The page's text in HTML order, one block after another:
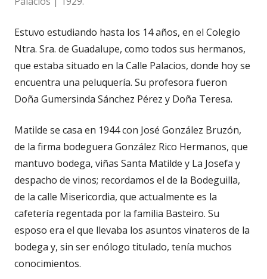
Estuvo estudiando hasta los 14 años, en el Colegio
Ntra. Sra. de Guadalupe, como todos sus hermanos,
que estaba situado en la Calle Palacios, donde hoy se
encuentra una peluquería. Su profesora fueron
Doña Gumersinda Sánchez Pérez y Doña Teresa.
Matilde se casa en 1944 con José González Bruzón,
de la firma bodeguera González Rico Hermanos, que
mantuvo bodega, viñas Santa Matilde y La Josefa y
despacho de vinos; recordamos el de la Bodeguilla,
de la calle Misericordia, que actualmente es la
cafetería regentada por la familia Basteiro. Su
esposo era el que llevaba los asuntos vinateros de la
bodega y, sin ser enólogo titulado, tenía muchos
conocimientos.